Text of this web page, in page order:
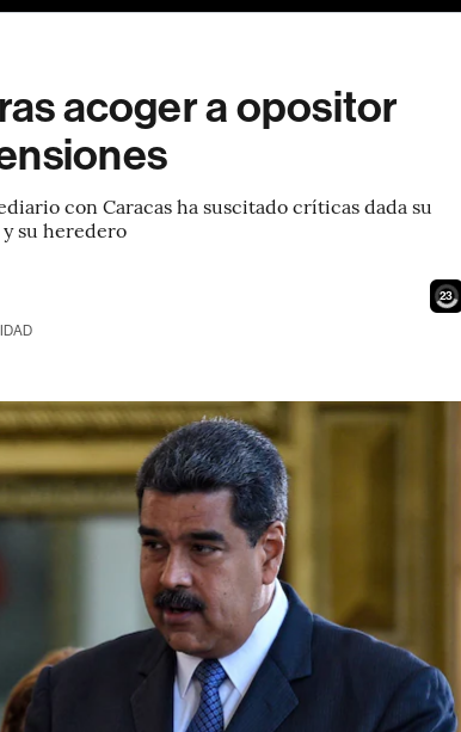
acoger a opositor
con Caracas ha suscitado críticas dada su
su heredero
21